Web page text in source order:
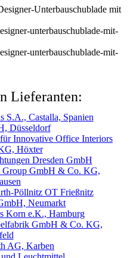
Lieferanten: